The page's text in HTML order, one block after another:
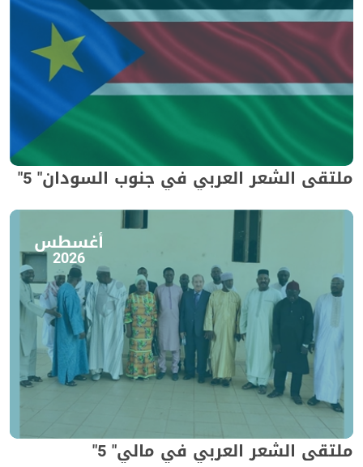
ملتقى الشعر العربي في جنوب السودان" 5"
أغسطس
2026
ملتقى الشعر العربي في مالي" 5"